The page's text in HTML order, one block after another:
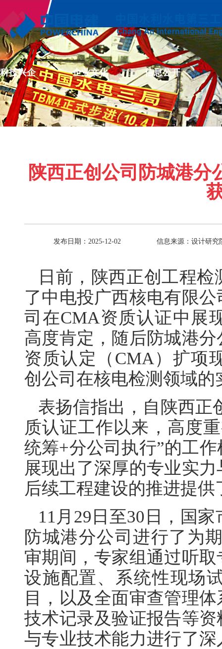
科技兴企 企业文化 信息公开
陕西正创公司防城港
发布日期：2025-12-02 信息来源：设计研究
日前，陕西正创工程
了中电投广西核电有限
司在CMA资质认证中展
高度肯定，随后防城港
资质认定（CMA）扩项
创公司在核电检测领域的
表扬信指出，自陕西正
质认证工作以来，高度
统筹+分公司执行”的工
展现出了深厚的专业实
后续工程建设的推进提
11月29日至30日，国
防城港分公司进行了为
审期间，专家组通过听
设施配置、系统性现场
目，以及全面审查管理
技术记录及验证报告等
与专业技术能力进行了